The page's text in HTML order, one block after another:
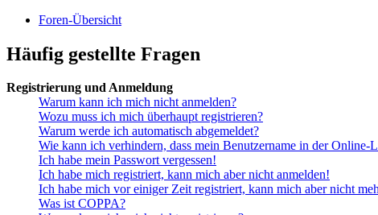
Foren-Übersicht
Häufig gestellte Fragen
Registrierung und Anmeldung
Warum kann ich mich nicht anmelden?
Wozu muss ich mich überhaupt registrieren?
Warum werde ich automatisch abgemeldet?
Wie kann ich verhindern, dass mein Benutzername in der Online-
Ich habe mein Passwort vergessen!
Ich habe mich registriert, kann mich aber nicht anmelden!
Ich habe mich vor einiger Zeit registriert, kann mich aber nicht
Was ist COPPA?